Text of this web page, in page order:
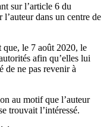
sur l’article 6 du
dans un centre de
que, le 7 août 2020, le
afin qu’elles lui
de ne pas revenir à
au motif que l’auteur
trouvait l’intéressé.